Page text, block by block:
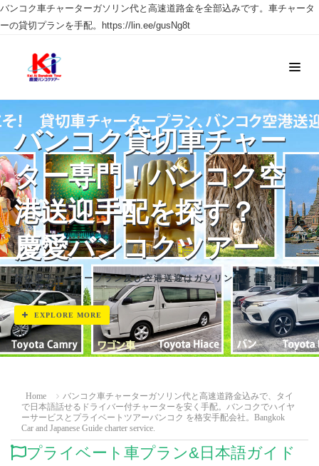
バンコク車チャーターガソリン代と高速道路金を全部込みです。車チャータ
ーの貸切プランを手配。https://lin.ee/gusNg8t
バンコク貸切車チャー
ター専門！バンコク空
港送迎手配を探す？
慶愛バンコクツアー
貸切車チャータープラン及び空港送迎はガソリン代と高速道路金
を込みです。
EXPLORE MORE
Home
バンコク車チャーターガソリン代と高速道路金込みで、タイ
で日本語話せるドライバー付チャーターを安く手配。バンコクでハイヤ
ーサービスとプライベートツアーバンコク を格安手配会社。Bangkok
Car and Japanese Guide charter service.
プライベート車プラン&日本語ガイド